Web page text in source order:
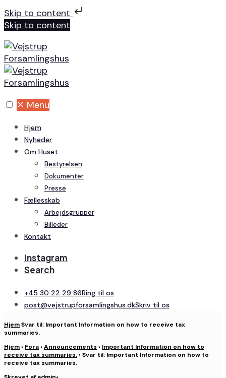
Skip to content
Skip to content
✕ Menu
Hjem
Nyheder
Om Huset
Bestyrelsen
Dokumenter
Presse
Fællesskab
Arbejdsgrupper
Billeder
Kontakt
Instagram
Search
+45 30 22 29 86Ring til os
post@vejstrupforsamlingshus.dkSkriv til os
HjemSvar til: Important Information on how to receive tax
summaries.
Hjem› Fora› Announcements › Important Information on how to
receive tax summaries.› Svar til: Important Information on how to
receive tax summaries.